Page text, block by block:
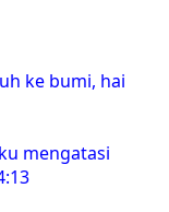
ke bumi, hai
mengatasi